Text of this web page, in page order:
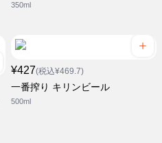
350ml
¥427(税込¥469.7)
一番搾り キリンビール
500ml